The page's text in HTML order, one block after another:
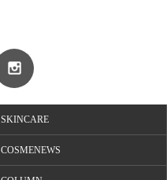
SKINCARE
COSMENEWS